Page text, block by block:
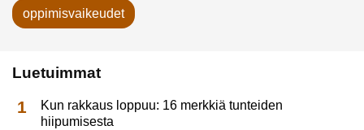
oppimisvaikeudet
Luetuimmat
Kun rakkaus loppuu: 16 merkkiä tunteiden
hiipumisesta